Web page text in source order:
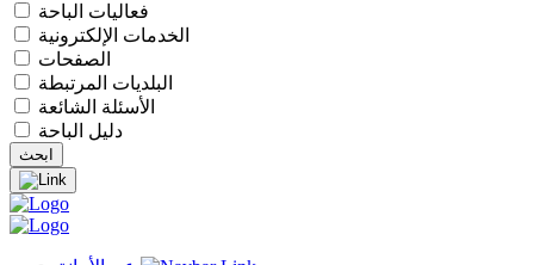
فعاليات الباحة
الخدمات الإلكترونية
الصفحات
البلديات المرتبطة
الأسئلة الشائعة
دليل الباحة